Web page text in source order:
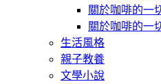
關於咖啡的一
關於咖啡的一
生活風格
親子教養
文學小說